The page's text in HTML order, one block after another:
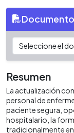
Resumen
La actualización
personal de
paciente segura,
hospitalario, la
tradicionalmente